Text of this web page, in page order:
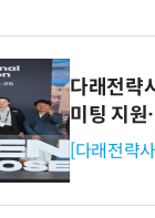
다래전략
미팅 지
[다래전략